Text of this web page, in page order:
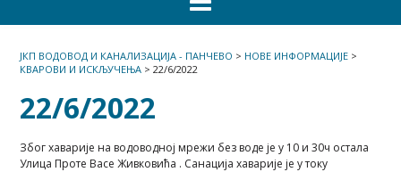
ЈКП ВОДОВОД И КАНАЛИЗАЦИЈА - ПАНЧЕВО > НОВЕ ИНФОРМАЦИЈЕ >
КВАРОВИ И ИСКЉУЧЕЊА > 22/6/2022
22/6/2022
Због хаварије на водоводној мрежи без воде је у 10 и 30ч остала
Улица Проте Васе Живковића . Санација хаварије је у току